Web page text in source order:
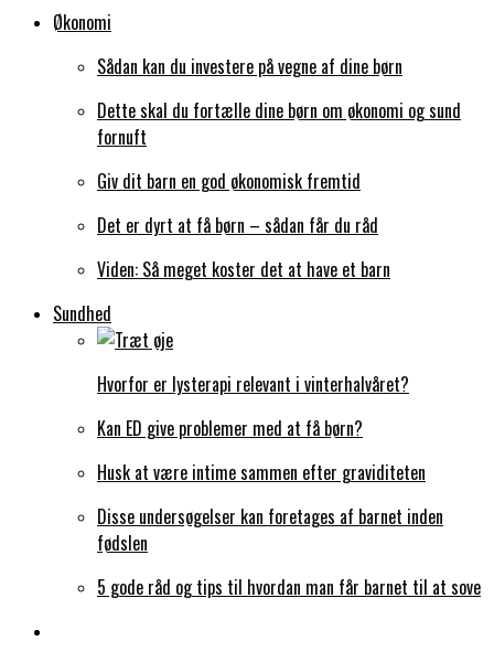
Økonomi
Sådan kan du investere på vegne af dine børn
Dette skal du fortælle dine børn om økonomi og sund
fornuft
Giv dit barn en god økonomisk fremtid
Det er dyrt at få børn – sådan får du råd
Viden: Så meget koster det at have et barn
Sundhed
Hvorfor er lysterapi relevant i vinterhalvåret?
Kan ED give problemer med at få børn?
Husk at være intime sammen efter graviditeten
Disse undersøgelser kan foretages af barnet inden
fødslen
5 gode råd og tips til hvordan man får barnet til at sove